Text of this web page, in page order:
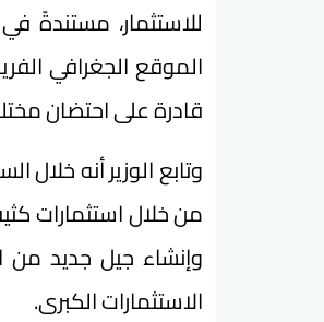
للاستثمار، مستندةً
الموقع الجغرافي
قادرة على احتضان
وتابع الوزير أنه
من خلال استثمارات
وإنشاء جيل جديد من
الاستثمارات الكبرى.